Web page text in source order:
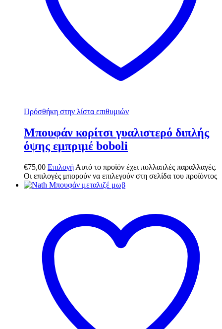
Πρόσθήκη στην λίστα επιθυμιών
Μπουφάν κορίτσι γυαλιστερό διπλής
όψης εμπριμέ boboli
€75,00 Επιλογή Αυτό το προϊόν έχει πολλαπλές παραλλαγές.
Οι επιλογές μπορούν να επιλεγούν στη σελίδα του προϊόντος